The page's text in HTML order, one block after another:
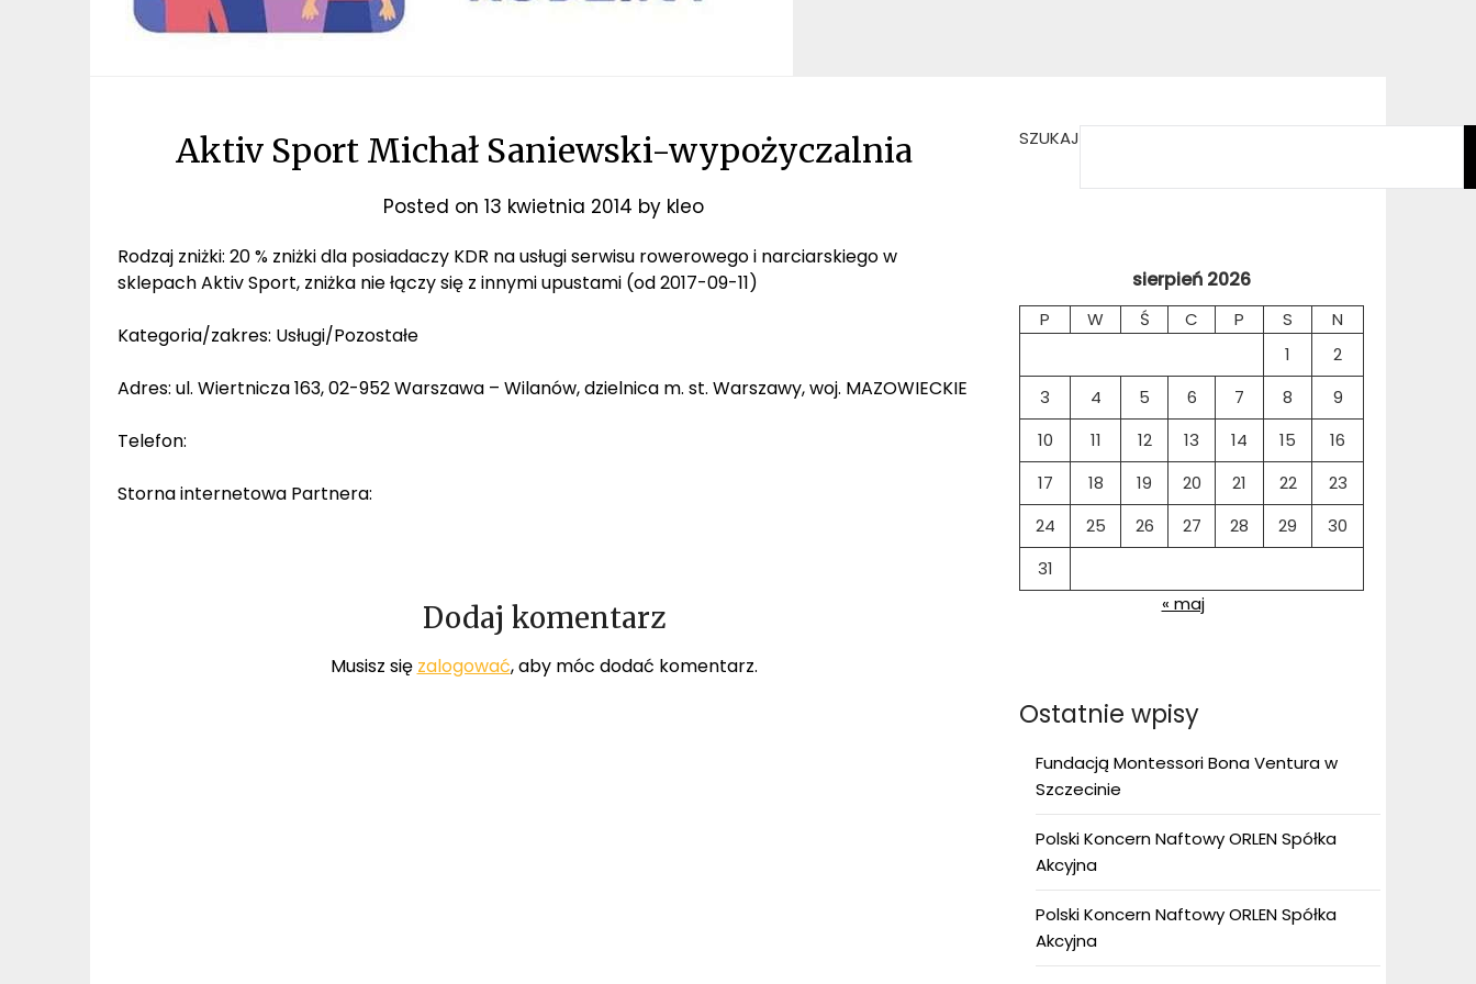
Aktiv Sport Michał Saniewski-wypożyczalnia
Posted on 13 kwietnia 2014 by kleo
Rodzaj zniżki: 20 % zniżki dla posiadaczy KDR na usługi serwisu rowerowego i narciarskiego w
sklepach Aktiv Sport, zniżka nie łączy się z innymi upustami (od 2017-09-11)
Kategoria/zakres: Usługi/Pozostałe
Adres: ul. Wiertnicza 163, 02-952 Warszawa – Wilanów, dzielnica m. st. Warszawy, woj. MAZOWIECKIE
Telefon:
Storna internetowa Partnera:
Dodaj komentarz
Musisz się zalogować, aby móc dodać komentarz.
SZUKAJ
sierpień 2026
P W Ś C P S
N
1
2
3
4 5 6 7 8
9
10
11 12 13 14 15
16
17
18 19 20 21 22
23
24
25 26 27 28 29
30
31
« maj
Ostatnie wpisy
Fundacją Montessori Bona Ventura w
Szczecinie
Polski Koncern Naftowy ORLEN Spółka
Akcyjna
Polski Koncern Naftowy ORLEN Spółka
Akcyjna